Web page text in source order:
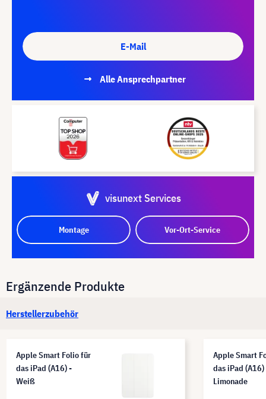
E-Mail
Alle Ansprechpartner
visunext Services
Montage Vor-Ort-Service
Ergänzende Produkte
Herstellerzubehör
Apple Smart Folio für
das iPad (A16) -
Weiß
Apple Smart
das iPad (A16)
Limonade